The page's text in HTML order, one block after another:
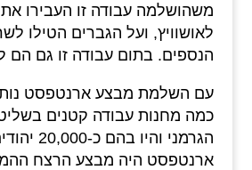
משהושלמה עבודה זו העבירו
לאושוויץ, ועל הגברים הטילו
הנספים. בתום עבודה זו גם הם
עם השלמת מבצע ארנטפסט
כמה מחנות עבודה קטנים
הגרמני והיו
ארנטפסט היה מבצע הרצח